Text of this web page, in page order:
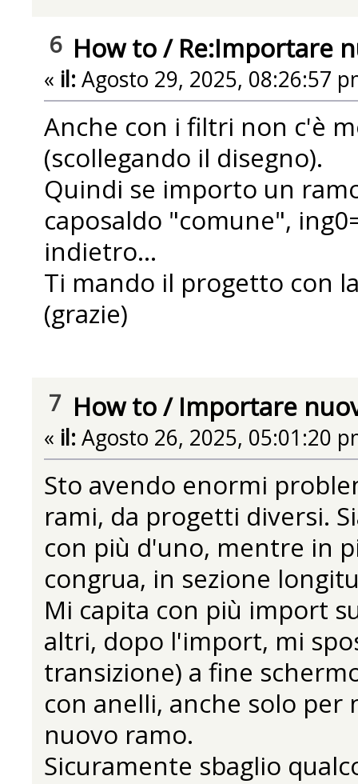
6 How to/ Re:Importare
« il: Agosto 29, 2025, 08:26:57
Anche con i filtri non c'è
(scollegando il disegno).
Quindi se importo un
caposaldo "comune",
indietro...
Ti mando il progetto con
(grazie)
7 How to/ Importare
« il: Agosto 26, 2025, 05:01:20
Sto avendo enormi
rami, da progetti diversi.
con più d'uno, mentre in
congrua, in sezione
Mi capita con più import
altri, dopo l'import, mi
transizione) a fine
con anelli, anche solo
nuovo ramo.
Sicuramente sbaglio